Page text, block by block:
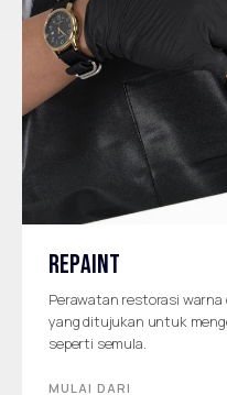
REPAINT
Perawatan restorasi
yang ditujukan untuk
seperti semula.
MULAI DARI